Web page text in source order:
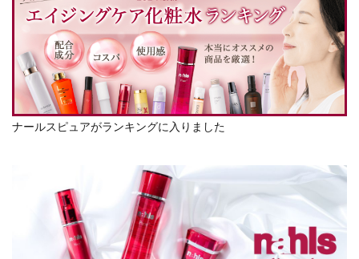
ナールスピュアがランキングに入りました